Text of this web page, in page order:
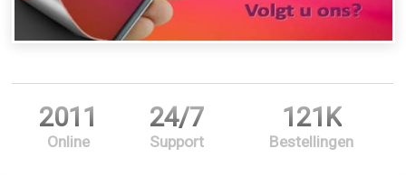
2011
Online
24/7
Support
121K
Bestellingen